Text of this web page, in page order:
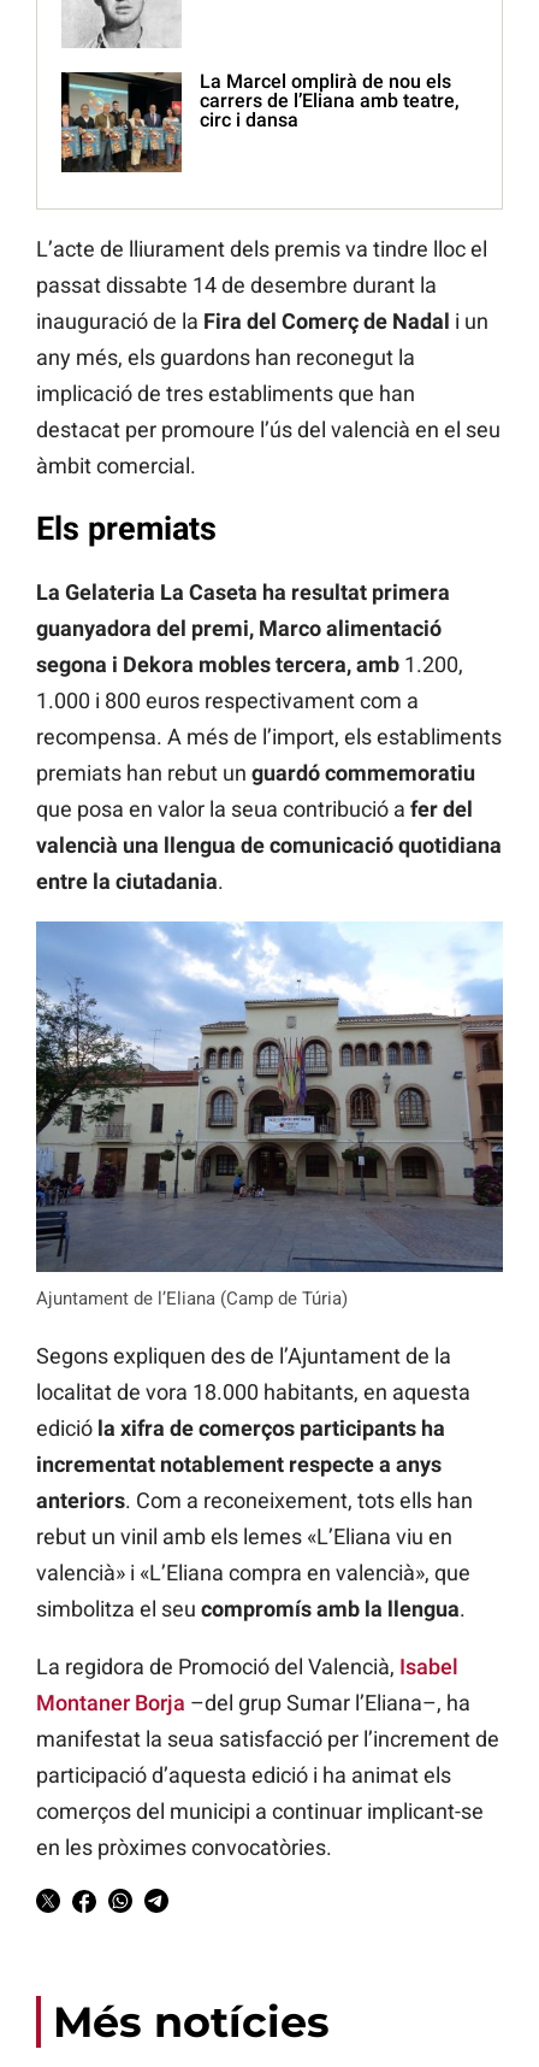
La Marcel omplirà de nou els
carrers de l’Eliana amb teatre,
circ i dansa
L’acte de lliurament dels premis va tindre lloc el
passat dissabte 14 de desembre durant la
inauguració de la Fira del Comerç de Nadal i un
any més, els guardons han reconegut la
implicació de tres establiments que han
destacat per promoure l’ús del valencià en el seu
àmbit comercial.
Els premiats
La Gelateria La Caseta ha resultat primera
guanyadora del premi, Marco alimentació
segona i Dekora mobles tercera, amb 1.200,
1.000 i 800 euros respectivament com a
recompensa. A més de l’import, els establiments
premiats han rebut un guardó commemoratiu
que posa en valor la seua contribució a fer del
valencià una llengua de comunicació quotidiana
entre la ciutadania.
Ajuntament de l’Eliana (Camp de Túria)
Segons expliquen des de l’Ajuntament de la
localitat de vora 18.000 habitants, en aquesta
edició la xifra de comerços participants ha
incrementat notablement respecte a anys
anteriors. Com a reconeixement, tots ells han
rebut un vinil amb els lemes «L’Eliana viu en
valencià» i «L’Eliana compra en valencià», que
simbolitza el seu compromís amb la llengua.
La regidora de Promoció del Valencià, Isabel
Montaner Borja –del grup Sumar l’Eliana–, ha
manifestat la seua satisfacció per l’increment de
participació d’aquesta edició i ha animat els
comerços del municipi a continuar implicant-se
en les pròximes convocatòries.
Més notícies